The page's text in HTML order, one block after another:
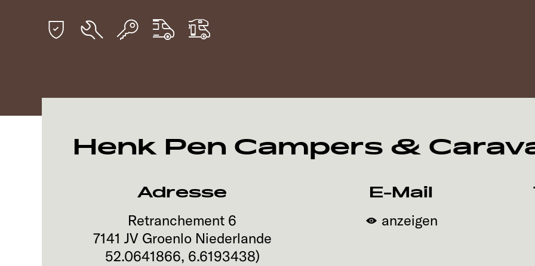
Henk Pen Campers &
Adresse
Retranchement 6
7141 JV Groenlo Niederlande
52.0641866, 6.6193438)
E-Mail
anzeigen